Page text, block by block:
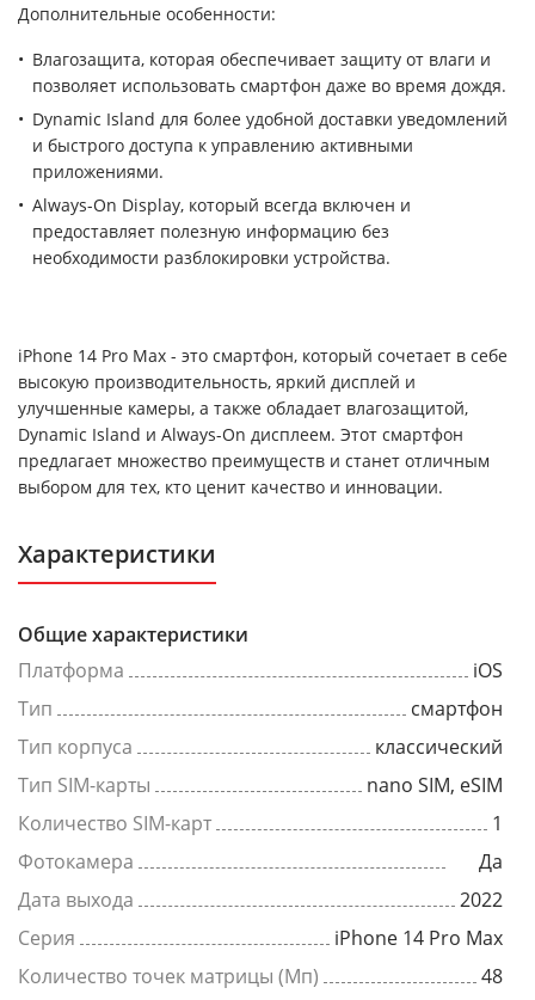
Дополнительные особенности:
Влагозащита, которая обеспечивает защиту от влаги и
позволяет использовать смартфон даже во время дождя.
Dynamic Island для более удобной доставки уведомлений
и быстрого доступа к управлению активными
приложениями.
Always-On Display, который всегда включен и
предоставляет полезную информацию без
необходимости разблокировки устройства.
iPhone 14 Pro Max - это смартфон, который сочетает в себе
высокую производительность, яркий дисплей и
улучшенные камеры, а также обладает влагозащитой,
Dynamic Island и Always-On дисплеем. Этот смартфон
предлагает множество преимуществ и станет отличным
выбором для тех, кто ценит качество и инновации.
Характеристики
Общие характеристики
Платформа
iOS
Тип
смартфон
Тип корпуса
классический
Тип SIM-карты
nano SIM, eSIM
Количество SIM-карт
1
Фотокамера
Да
Дата выхода
2022
Серия
iPhone 14 Pro Max
Количество точек матрицы (Мп)
48